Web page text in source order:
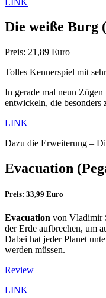
Die weiße Burg
Preis: 21,89 Euro
Tolles Kennerspiel mit
In gerade mal neun
entwickeln, die besonders
LINK
Dazu die Erweiterung –
Evacuation
Preis: 33,99 Euro
Evacuation von Vladimir
der Erde aufbrechen, um
Dabei hat jeder Planet
werden müssen.
Review
LINK